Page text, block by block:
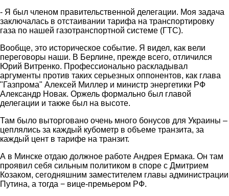
- Я был членом правительственной делегации. Моя задача
заключалась в отстаивании тарифа на транспортировку
газа по нашей газотранспортной системе (ГТС).
Вообще, это историческое событие. Я видел, как вели
переговоры наши. В Берлине, прежде всего, отличился
Юрий Витренко. Профессионально раскладывал
аргументы против таких серьезных оппонентов, как глава
"Газпрома" Алексей Миллер и министр энергетики РФ
Александр Новак. Оржель формально был главой
делегации и также был на высоте.
Там было выторговано очень много бонусов для Украины –
цеплялись за каждый кубометр в объеме транзита, за
каждый цент в тарифе на транзит.
А в Минске отдаю должное работе Андрея Ермака. Он там
проявил себя сильным политиком в споре с Дмитрием
Козаком, сегодняшним заместителем главы администрации
Путина, а тогда − вице-премьером РФ.